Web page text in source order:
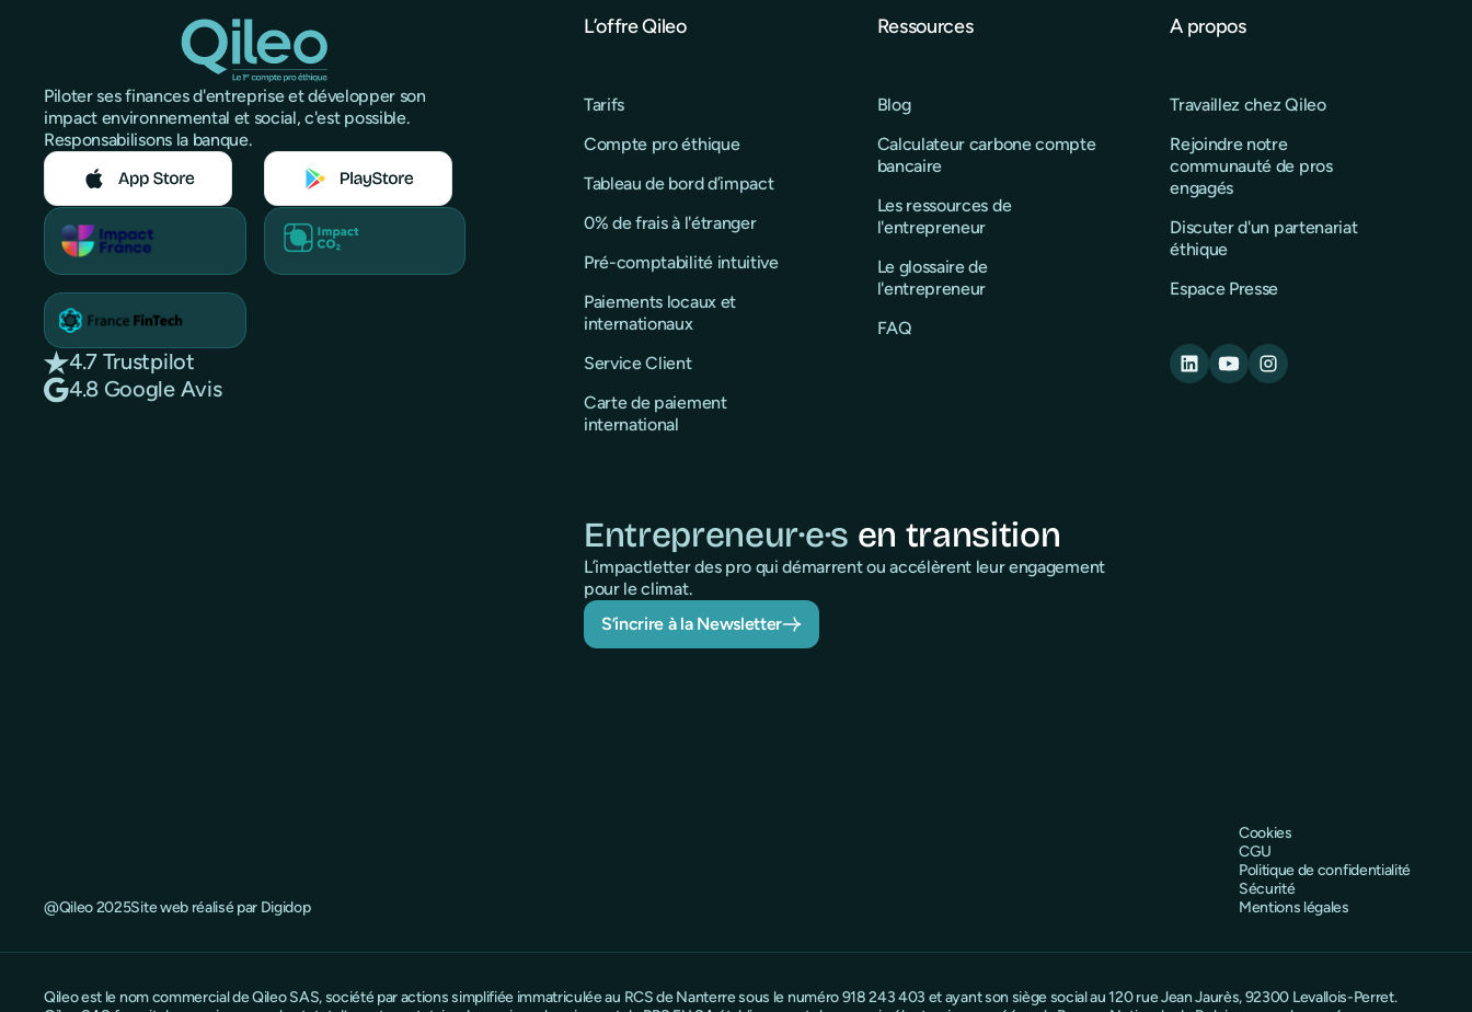
Piloter ses finances d'entreprise et développer son
impact environnemental et social, c'est possible.
Responsabilisons la banque.
4.7 Trustpilot
4.8 Google Avis
L’offre Qileo
Tarifs
Compte pro éthique
Tableau de bord d’impact
0% de frais à l'étranger
Pré-comptabilité intuitive
Paiements locaux et
internationaux
Service Client
Carte de paiement
international
Ressources
Blog
Calculateur carbone compte
bancaire
Les ressources de
l'entrepreneur
Le glossaire de
l'entrepreneur
FAQ
A propos
Travaillez chez Qileo
Rejoindre notre
communauté de pros
engagés
Discuter d'un partenariat
éthique
Espace Presse
Entrepreneur·e·s en transition
L’impactletter des pro qui démarrent ou accélèrent leur engagement
pour le climat.
S’incrire à la Newsletter
@Qileo 2025Site web réalisé par Digidop
Cookies
CGU
Politique de confidentialité
Sécurité
Mentions légales
Qileo est le nom commercial de Qileo SAS, société par actions simplifiée immatriculée au RCS de Nanterre sous le numéro 918 243 403 et ayant son siège social au 120 rue Jean Jaurès, 92300 Levallois-Perret.